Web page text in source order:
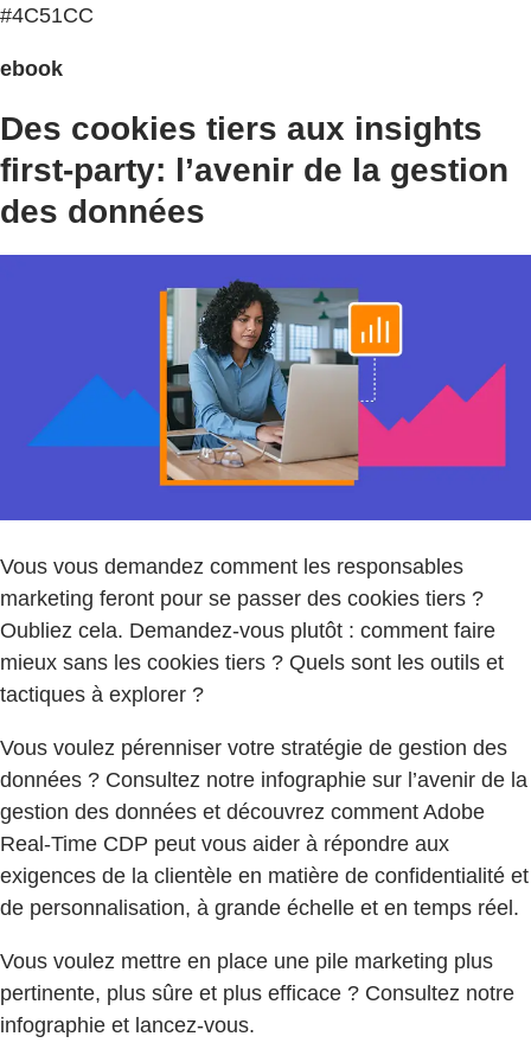
#4C51CC
ebook
Des cookies tiers aux insights
first-party: l’avenir de la gestion
des données
Vous vous demandez comment les responsables
marketing feront pour se passer des cookies tiers ?
Oubliez cela. Demandez-vous plutôt : comment faire
mieux sans les cookies tiers ? Quels sont les outils et
tactiques à explorer ?
Vous voulez pérenniser votre stratégie de gestion des
données ? Consultez notre infographie sur l’avenir de la
gestion des données et découvrez comment Adobe
Real-Time CDP peut vous aider à répondre aux
exigences de la clientèle en matière de confidentialité et
de personnalisation, à grande échelle et en temps réel.
Vous voulez mettre en place une pile marketing plus
pertinente, plus sûre et plus efficace ? Consultez notre
infographie et lancez-vous.